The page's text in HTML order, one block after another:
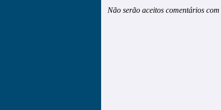
Não serão aceitos comentários